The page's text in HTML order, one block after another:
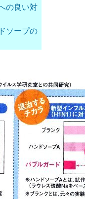
の良い対
ソープの